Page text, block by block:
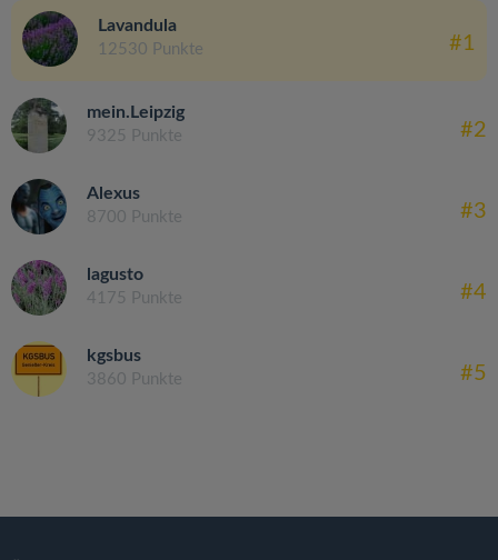
Lavandula
12530 Punkte #1
mein.Leipzig
9325 Punkte #2
Alexus
8700 Punkte #3
lagusto
4175 Punkte #4
kgsbus
3860 Punkte #5